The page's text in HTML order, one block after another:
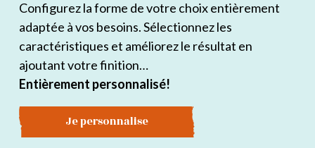
Configurez la forme de votre choix entièrement
adaptée à vos besoins. Sélectionnez les
caractéristiques et améliorez le résultat en
ajoutant votre finition…
Entièrement personnalisé!
Je personnalise